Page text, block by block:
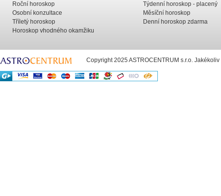
Roční horoskop
Osobní konzultace
Tříletý horoskop
Horoskop vhodného okamžiku
Týdenní horoskop - placený
Měsíční horoskop
Denní horoskop zdarma
Copyright 2025 ASTROCENTRUM s.r.o.